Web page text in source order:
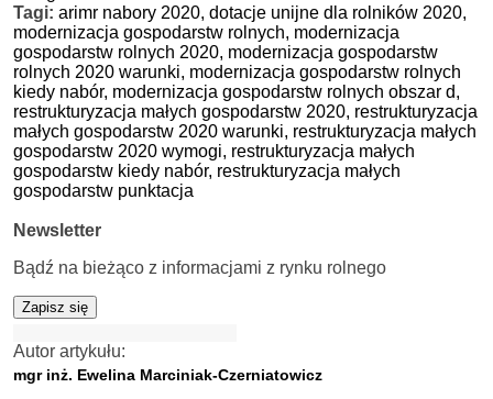
Tagi: arimr nabory 2020, dotacje unijne dla rolników 2020,
modernizacja gospodarstw rolnych, modernizacja
gospodarstw rolnych 2020, modernizacja gospodarstw
rolnych 2020 warunki, modernizacja gospodarstw rolnych
kiedy nabór, modernizacja gospodarstw rolnych obszar d,
restrukturyzacja małych gospodarstw 2020, restrukturyzacja
małych gospodarstw 2020 warunki, restrukturyzacja małych
gospodarstw 2020 wymogi, restrukturyzacja małych
gospodarstw kiedy nabór, restrukturyzacja małych
gospodarstw punktacja
Newsletter
Bądź na bieżąco z informacjami z rynku rolnego
Zapisz się
Autor artykułu:
mgr inż. Ewelina Marciniak-Czerniatowicz